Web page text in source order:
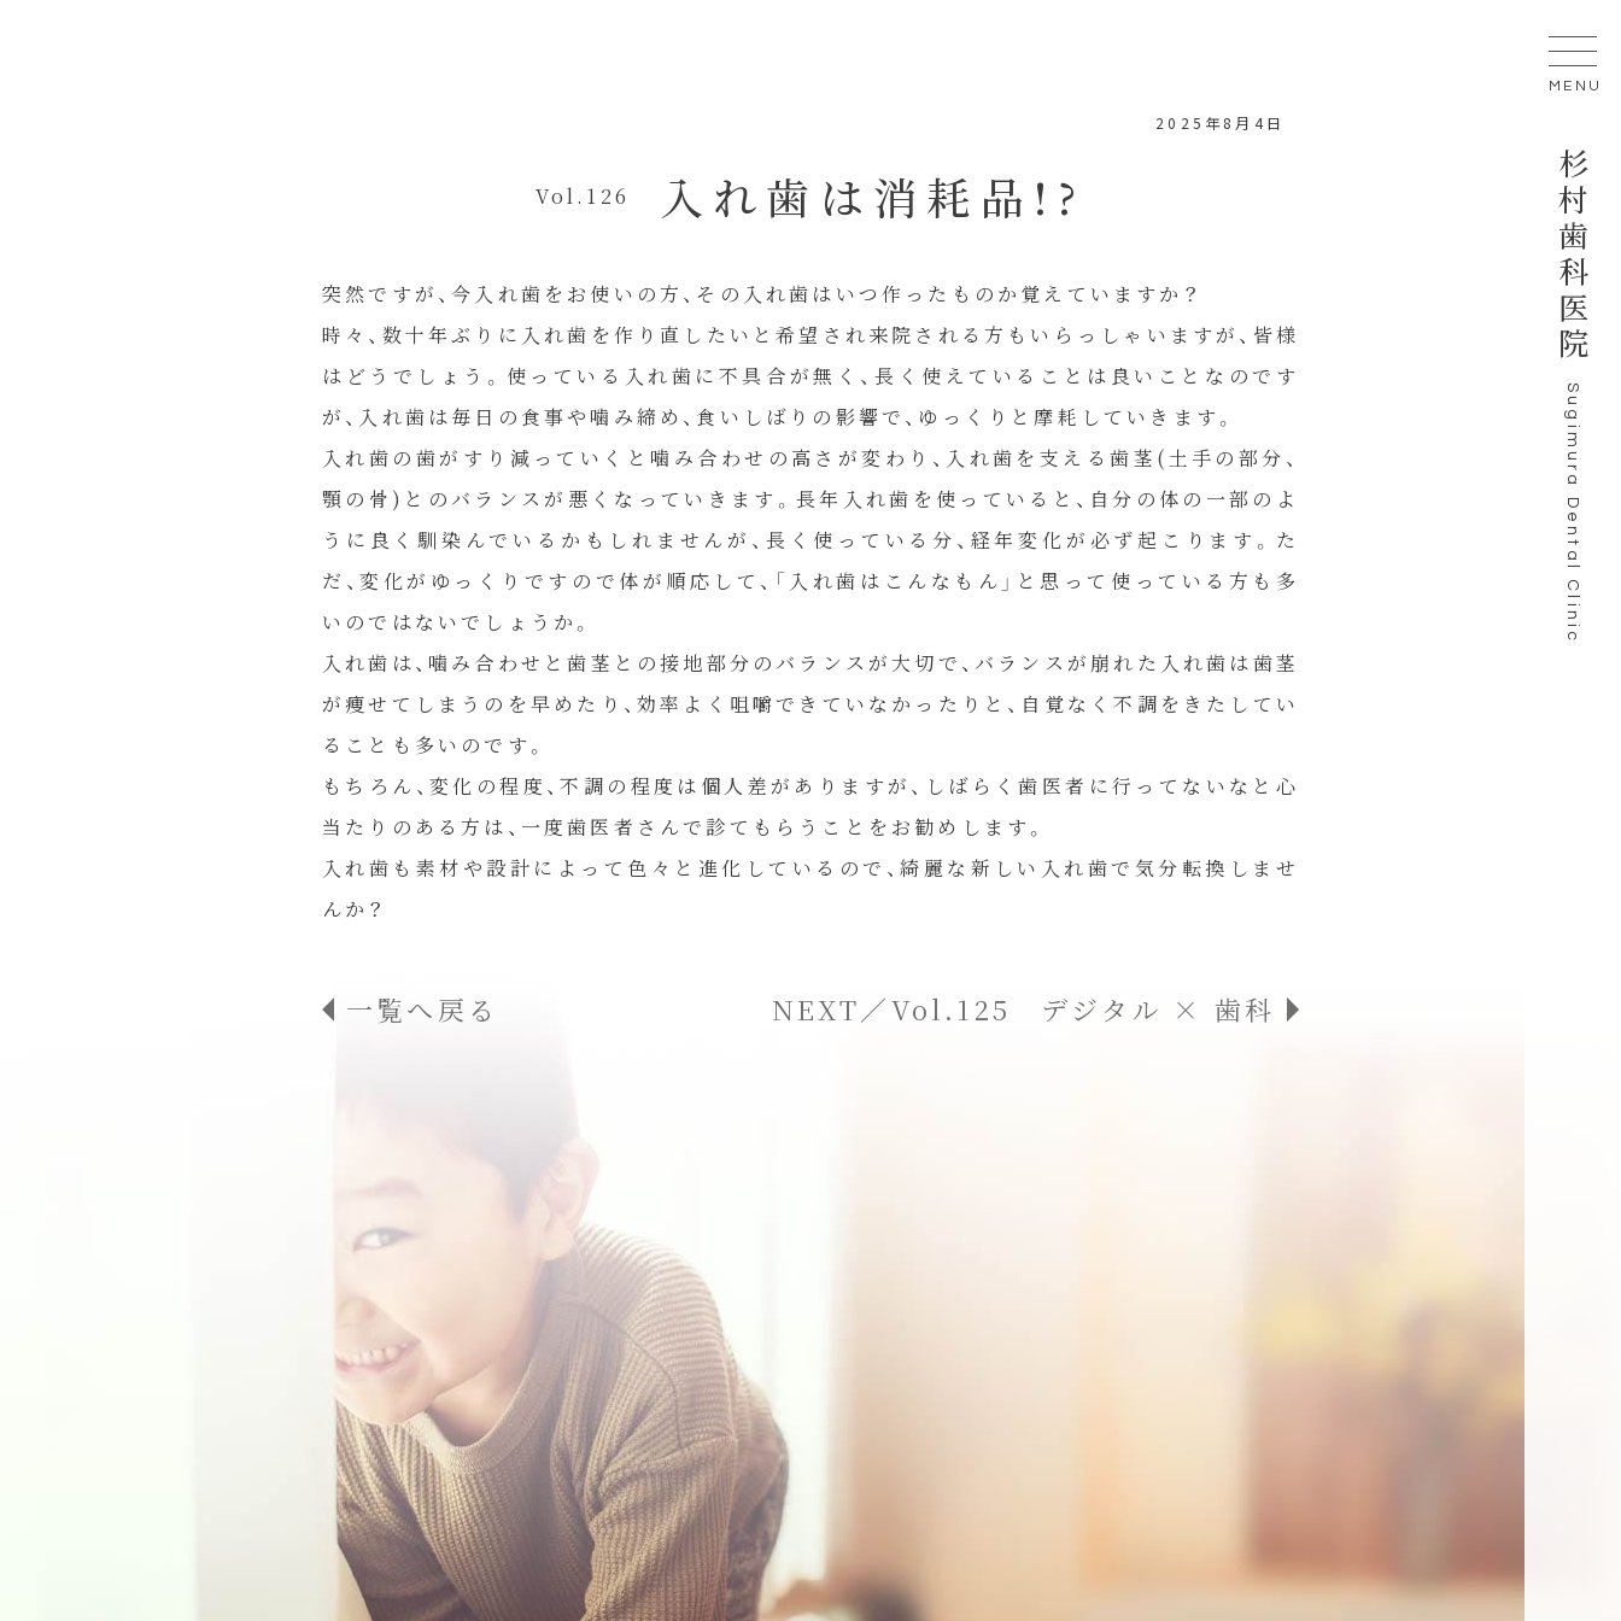
MENU
杉村歯科医院
Sugimura Dental Clinic
HOME
診療案内
2025年8月4日
Vol.126 入れ歯は消耗品!?
突然ですが、今入れ歯をお使いの方、その入れ歯はいつ作ったものか覚えていますか？
時々、数十年ぶりに入れ歯を作り直したいと希望され来院される方もいらっしゃいますが、皆様
はどうでしょう。使っている入れ歯に不具合が無く、長く使えていることは良いことなのです
が、入れ歯は毎日の食事や噛み締め、食いしばりの影響で、ゆっくりと摩耗していきます。
入れ歯の歯がすり減っていくと噛み合わせの高さが変わり、入れ歯を支える歯茎(土手の部分、
顎の骨)とのバランスが悪くなっていきます。長年入れ歯を使っていると、自分の体の一部のよ
うに良く馴染んでいるかもしれませんが、長く使っている分、経年変化が必ず起こります。た
だ、変化がゆっくりですので体が順応して、「入れ歯はこんなもん」と思って使っている方も多
いのではないでしょうか。
入れ歯は、噛み合わせと歯茎との接地部分のバランスが大切で、バランスが崩れた入れ歯は歯茎
が痩せてしまうのを早めたり、効率よく咀嚼できていなかったりと、自覚なく不調をきたしてい
ることも多いのです。
もちろん、変化の程度、不調の程度は個人差がありますが、しばらく歯医者に行ってないなと心
当たりのある方は、一度歯医者さんで診てもらうことをお勧めします。
入れ歯も素材や設計によって色々と進化しているので、綺麗な新しい入れ歯で気分転換しませ
んか？
一覧へ戻る NEXT／Vol.125 デジタル × 歯科